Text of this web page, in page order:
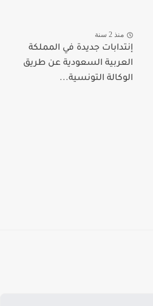
منذ 2 سنة
إنتدابات جديدة في المملكة
العربية السعودية عن طريق
الوكالة التونسية...